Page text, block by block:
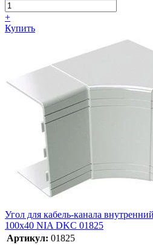
+
Купить
Угол для кабель-канала
100х40 NIA DKC 01825
Артикул: 01825